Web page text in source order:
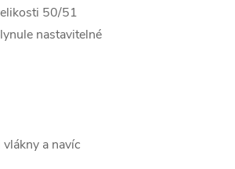
50/51
nastavitelné
a navíc